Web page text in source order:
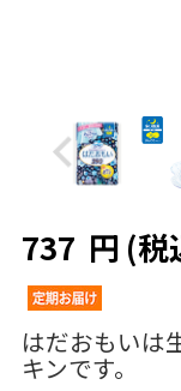
Previous
737 円 (税
はだおもいは
キンです。